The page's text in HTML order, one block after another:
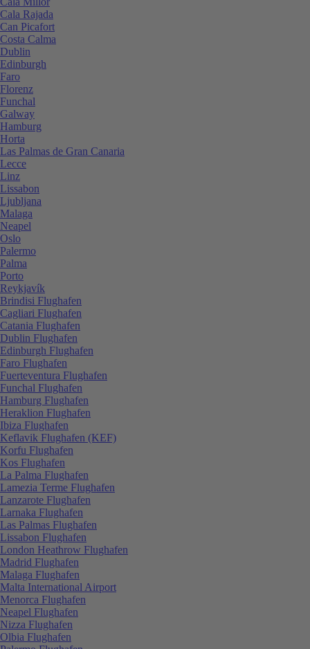
Cala Rajada
Can Picafort
Costa Calma
Dublin
Edinburgh
Faro
Florenz
Funchal
Galway
Hamburg
Horta
Las Palmas de Gran Canaria
Lecce
Linz
Lissabon
Ljubljana
Malaga
Neapel
Oslo
Palermo
Palma
Porto
Reykjavík
Brindisi Flughafen
Cagliari Flughafen
Catania Flughafen
Dublin Flughafen
Edinburgh Flughafen
Faro Flughafen
Fuerteventura Flughafen
Funchal Flughafen
Hamburg Flughafen
Heraklion Flughafen
Ibiza Flughafen
Keflavik Flughafen (KEF)
Korfu Flughafen
Kos Flughafen
La Palma Flughafen
Lamezia Terme Flughafen
Lanzarote Flughafen
Larnaka Flughafen
Las Palmas Flughafen
Lissabon Flughafen
London Heathrow Flughafen
Madrid Flughafen
Malaga Flughafen
Malta International Airport
Menorca Flughafen
Neapel Flughafen
Nizza Flughafen
Olbia Flughafen